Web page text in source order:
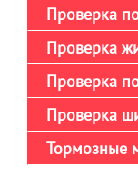
Проверка
Проверка
Проверка
Проверка
Тормозные